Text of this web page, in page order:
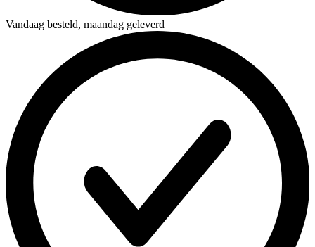
Vandaag besteld, maandag geleverd